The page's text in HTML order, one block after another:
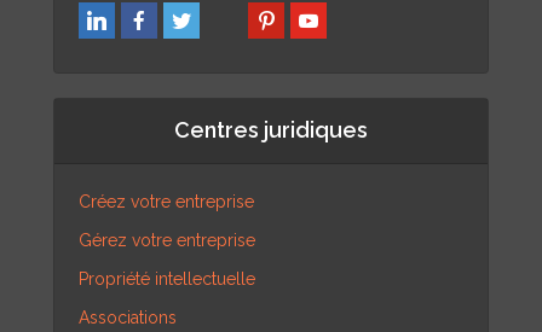
Centres juridiques
Créez votre entreprise
Gérez votre entreprise
Propriété intellectuelle
Associations